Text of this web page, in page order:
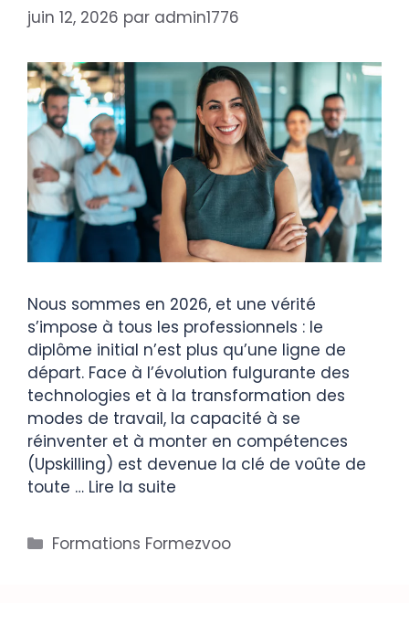
juin 12, 2026 par admin1776
Nous sommes en 2026, et une vérité
s’impose à tous les professionnels : le
diplôme initial n’est plus qu’une ligne de
départ. Face à l’évolution fulgurante des
technologies et à la transformation des
modes de travail, la capacité à se
réinventer et à monter en compétences
(Upskilling) est devenue la clé de voûte de
toute … Lire la suite
Formations Formezvoo